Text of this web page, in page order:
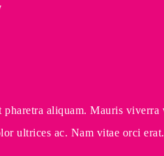
pharetra aliquam. Mauris
ultrices ac. Nam vitae orci